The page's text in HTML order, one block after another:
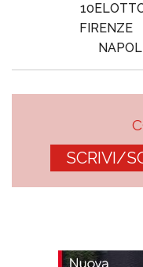
FIRENZE
SCRIVI/